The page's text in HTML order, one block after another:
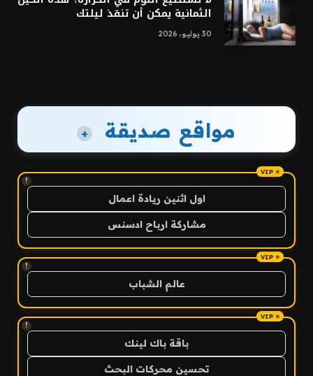
الثمانية يمكن أن تنقذ ليلتك
30 يوليو، 2026
مواقع صديقة +
!
اول اثنين ريادة اعمال
مشاركة ارباح ادسنس
!
عالم الشباب
!
باقة باك لينك
تحسين محركات البحث